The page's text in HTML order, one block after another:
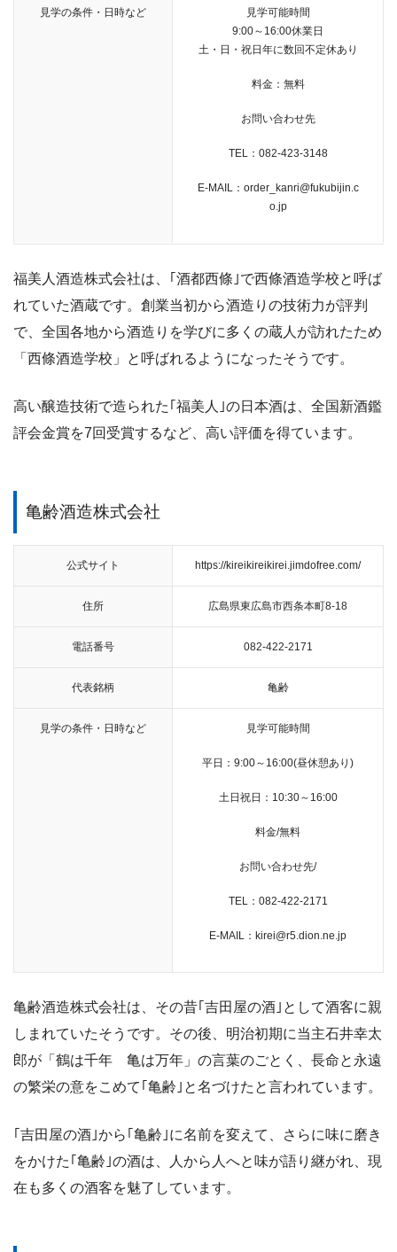
見学の条件・日時など
見学可能時間
9:00～16:00休業日
土・日・祝日 年に数回不定休あり
料金：無料
お問い合わせ先
TEL：082-423-3148
E-MAIL：order_kanri@fukubijin.c
o.jp
福美人酒造株式会社は、｢酒都西條｣で西條酒造学校と呼ば
れていた酒蔵です。創業当初から酒造りの技術力が評判
で、全国各地から酒造りを学びに多くの蔵人が訪れたため
「西條酒造学校」と呼ばれるようになったそうです。
高い醸造技術で造られた｢福美人｣の日本酒は、全国新酒鑑
評会金賞を7回受賞するなど、高い評価を得ています。
亀齢酒造株式会社
公式サイト https://kireikireikirei.jimdofree.com/
住所 広島県東広島市西条本町8-18
電話番号 082-422-2171
代表銘柄 亀齢
見学の条件・日時など 見学可能時間
平日：9:00～16:00(昼休憩あり)
土日祝日：10:30～16:00
料金/無料
お問い合わせ先/
TEL：082-422-2171
E-MAIL：kirei@r5.dion.ne.jp
亀齢酒造株式会社は、その昔｢吉田屋の酒｣として酒客に親
しまれていたそうです。その後、明治初期に当主石井幸太
郎が「鶴は千年 亀は万年」の言葉のごとく、長命と永遠
の繁栄の意をこめて｢亀齢｣と名づけたと言われています。
｢吉田屋の酒｣から｢亀齢｣に名前を変えて、さらに味に磨き
をかけた｢亀齢｣の酒は、人から人へと味が語り継がれ、現
在も多くの酒客を魅了しています。